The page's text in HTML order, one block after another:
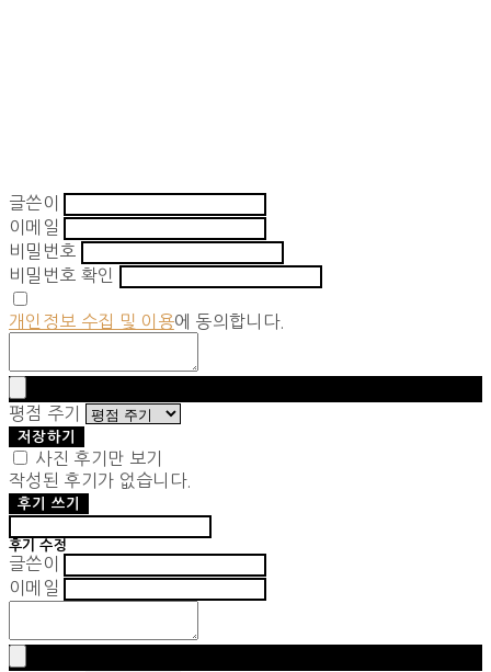
글쓴이
이메일
비밀번호
비밀번호 확인
개인정보 수집 및 이용에 동의합니다.
평점 주기
저장하기
사진 후기만 보기
작성된 후기가 없습니다.
후기 쓰기
후기 수정
글쓴이
이메일